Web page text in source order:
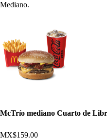
Mediano.
McTrío mediano Cuarto de
MX$159.00